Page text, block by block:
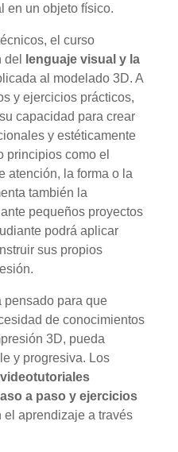
en un objeto físico.
el curso
del
lenguaje visual y la
al modelado 3D. A
y ejercicios prácticos,
capacidad para crear
y estéticamente
principios como el
atención, la forma o la
también la
pequeños proyectos
podrá aplicar
sus propios
pensado para que
de conocimientos
3D, pueda
y progresiva. Los
videotutoriales
a paso y ejercicios
el aprendizaje a través